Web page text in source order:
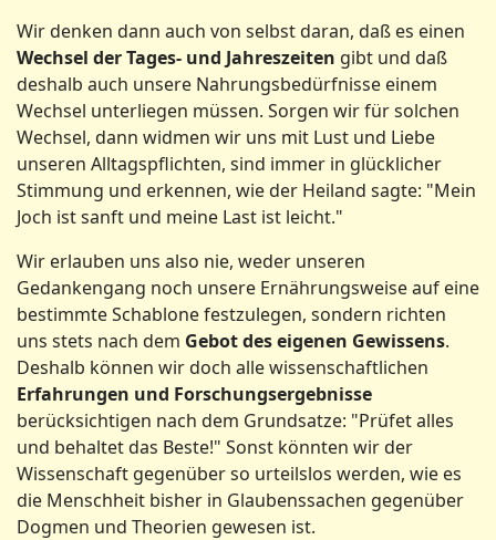
Wir denken dann auch von selbst daran, daß es einen
Wechsel der Tages- und Jahreszeiten gibt und daß
deshalb auch unsere Nahrungsbedürfnisse einem
Wechsel unterliegen müssen. Sorgen wir für solchen
Wechsel, dann widmen wir uns mit Lust und Liebe
unseren Alltagspflichten, sind immer in glücklicher
Stimmung und erkennen, wie der Heiland sagte: "Mein
Joch ist sanft und meine Last ist leicht."
Wir erlauben uns also nie, weder unseren
Gedankengang noch unsere Ernährungsweise auf eine
bestimmte Schablone festzulegen, sondern richten
uns stets nach dem Gebot des eigenen Gewissens.
Deshalb können wir doch alle wissenschaftlichen
Erfahrungen und Forschungsergebnisse
berücksichtigen nach dem Grundsatze: "Prüfet alles
und behaltet das Beste!" Sonst könnten wir der
Wissenschaft gegenüber so urteilslos werden, wie es
die Menschheit bisher in Glaubenssachen gegenüber
Dogmen und Theorien gewesen ist.